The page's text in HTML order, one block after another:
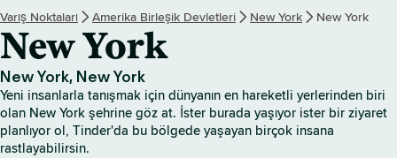
Varış Noktaları Amerika Birleşik Devletleri New York New York
New York
New York, New York
Yeni insanlarla tanışmak için dünyanın en hareketli yerlerinden biri
olan New York şehrine göz at. İster burada yaşıyor ister bir ziyaret
planlıyor ol, Tinder'da bu bölgede yaşayan birçok insana
rastlayabilirsin.